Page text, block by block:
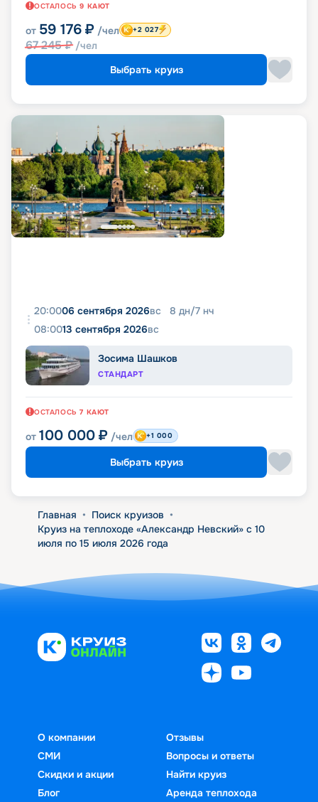
ОСТАЛОСЬ 9 КАЮТ
от 59 176 ₽ /чел
67 245₽ /чел
+2 027
Выбрать круиз
20:0006 сентября 2026вс 8 дн/7 нч
08:0013 сентября 2026вс
Зосима Шашков
СТАНДАРТ
ОСТАЛОСЬ 7 КАЮТ
от 100 000 ₽ /чел +1 000
Выбрать круиз
Главная • Поиск круизов •
Круиз на теплоходе «Александр Невский» с 10
июля по 15 июля 2026 года
О компании
СМИ
Скидки и акции
Блог
Отзывы
Вопросы и ответы
Найти круиз
Аренда теплохода